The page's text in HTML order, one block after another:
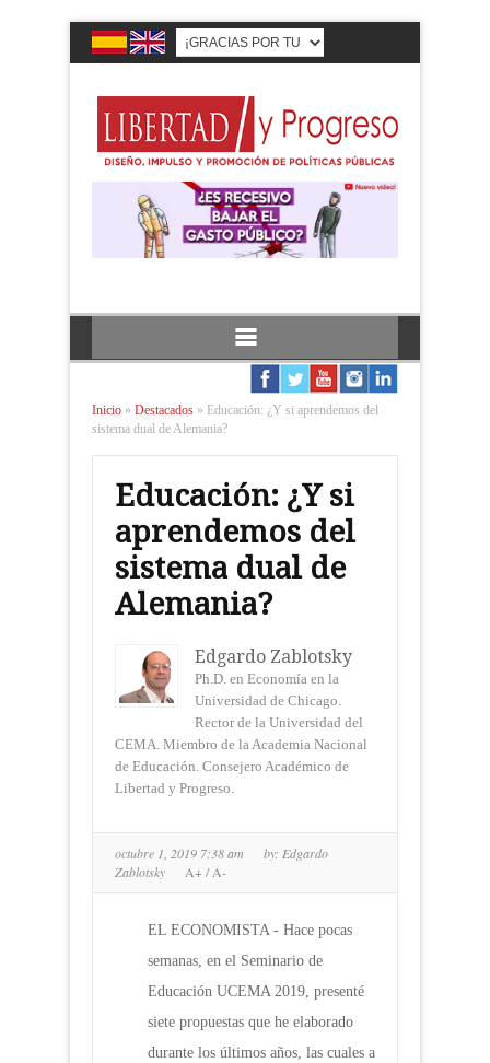
Inicio » Destacados » Educación: ¿Y si aprendemos del
sistema dual de Alemania?
Educación: ¿Y si
aprendemos del
sistema dual de
Alemania?
Edgardo Zablotsky
Ph.D. en Economía en la
Universidad de Chicago.
Rector de la Universidad del
CEMA. Miembro de la Academia Nacional
de Educación. Consejero Académico de
Libertad y Progreso.
octubre 1, 2019 7:38 am by: Edgardo
Zablotsky
A+/A-
EL ECONOMISTA - Hace pocas
semanas, en el Seminario de
Educación UCEMA 2019, presenté
siete propuestas que he elaborado
durante los últimos años, las cuales a